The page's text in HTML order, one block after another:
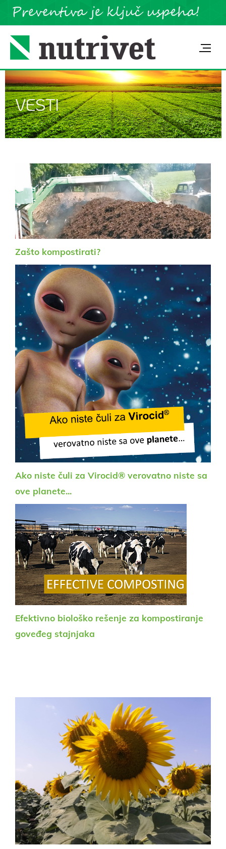
VESTI
Zašto kompostirati?
Ako niste čuli za Virocid® verovatno niste sa
ove planete...
Efektivno biološko rešenje za kompostiranje
goveđeg stajnjaka